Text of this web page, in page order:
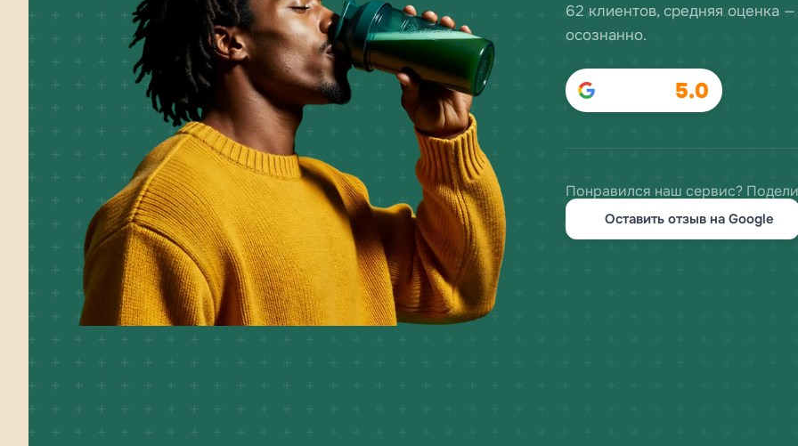
62 клиентов, средняя оценка
осознанно.
5.0
Понравился наш сервис?
Оставить отзыв на Google